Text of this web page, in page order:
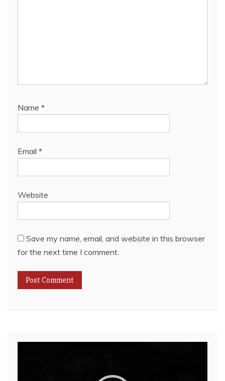
Name *
Email *
Website
Save my name, email, and website in this browser
for the next time I comment.